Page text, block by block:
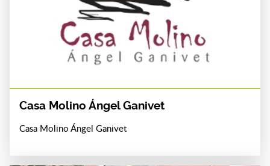
Casa Molino Ángel Ganivet
Casa Molino Ángel Ganivet